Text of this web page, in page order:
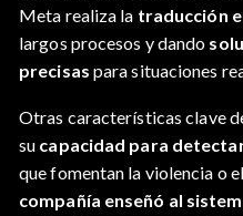
Meta realiza la traducción
largos procesos y dando
precisas para situaciones
Otras características clave
su capacidad para
que fomentan la violencia o
compañía enseñó al